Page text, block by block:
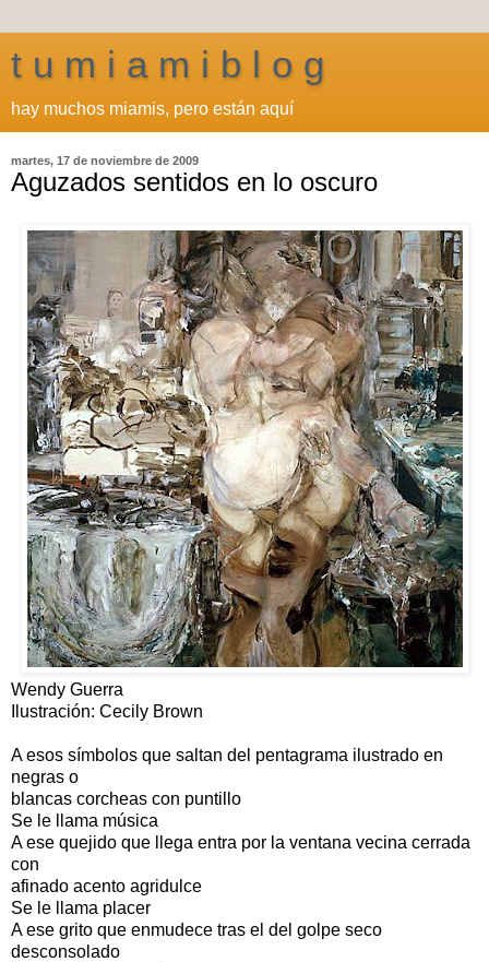
t u m i a m i b l o g
hay muchos miamis, pero están aquí
martes, 17 de noviembre de 2009
Aguzados sentidos en lo oscuro
Wendy Guerra
Ilustración: Cecily Brown
A esos símbolos que saltan del pentagrama ilustrado en
negras o
blancas corcheas con puntillo
Se le llama música
A ese quejido que llega entra por la ventana vecina cerrada
con
afinado acento agridulce
Se le llama placer
A ese grito que enmudece tras el del golpe seco
desconsolado